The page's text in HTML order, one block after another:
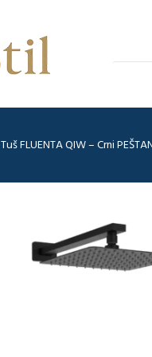
Tuš FLUENTA QIW – Crni